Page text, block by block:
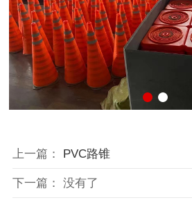
上一篇： PVC路锥
下一篇： 没有了